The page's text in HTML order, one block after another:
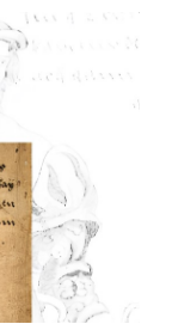
- assumed
of PHP)